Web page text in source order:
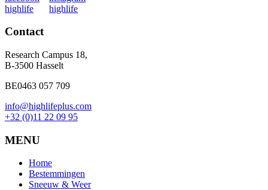
Contact
Research Campus 18,
B-3500 Hasselt
BE0463 057 709
info@highlifeplus.com
+32 (0)11 22 09 95
MENU
Home
Bestemmingen
Sneeuw & Weer